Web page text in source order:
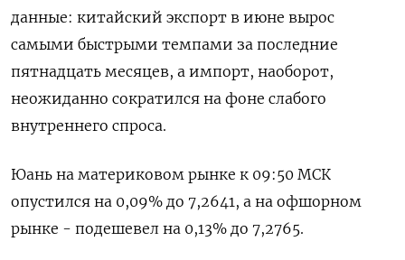
данные: китайский экспорт в июне вырос
самыми быстрыми темпами за последние
пятнадцать месяцев, а импорт, наоборот,
неожиданно сократился на фоне слабого
внутреннего спроса.
Юань на материковом рынке к 09:50 МСК
опустился на 0,09% до​ 7,2641​, а на офшорном
рынке - подешевел на 0,13% до 7,2765.